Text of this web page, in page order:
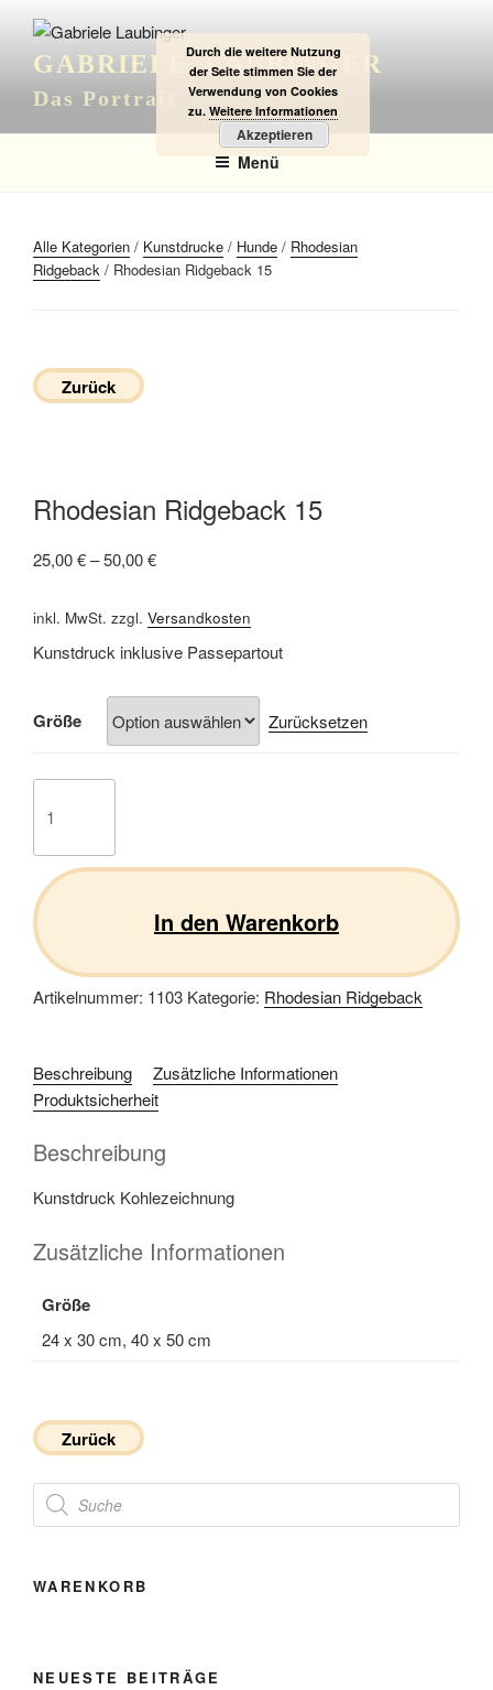
Inhalt
springenGABRIELE LAUBINGER
Das Portrait
Menü
Alle Kategorien / Kunstdrucke / Hunde / Rhodesian
Ridgeback / Rhodesian Ridgeback 15
Zurück
Rhodesian Ridgeback 15
25,00€–50,00€
inkl. MwSt. zzgl. Versandkosten
Kunstdruck inklusive Passepartout
Größe Zurücksetzen
Ridgeback
Menge
In den Warenkorb
Artikelnummer: 1103 Kategorie: Rhodesian Ridgeback
Beschreibung
Zusätzliche Informationen
Produktsicherheit
Beschreibung
Kunstdruck Kohlezeichnung
Zusätzliche Informationen
Größe
24 x 30 cm, 40 x 50 cm
Zurück
Products
search
WARENKORB
NEUESTE BEITRÄGE
Durch die weitere Nutzung
der Seite stimmen Sie der
Verwendung von Cookies
zu. Weitere Informationen
Akzeptieren